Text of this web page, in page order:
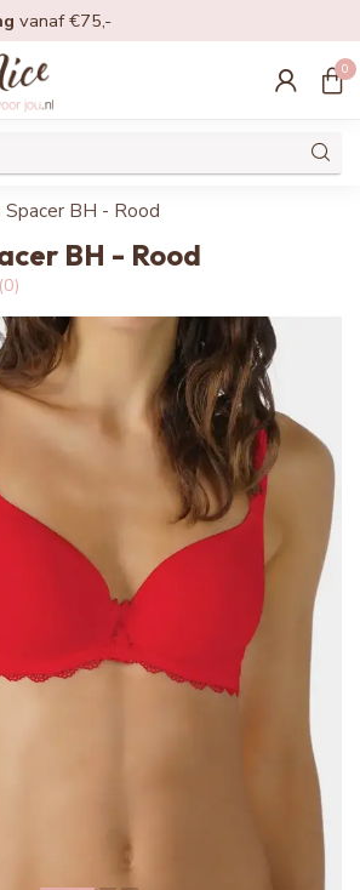
vanaf €75,-
0
Spacer BH - Rood
BH - Rood
(0)